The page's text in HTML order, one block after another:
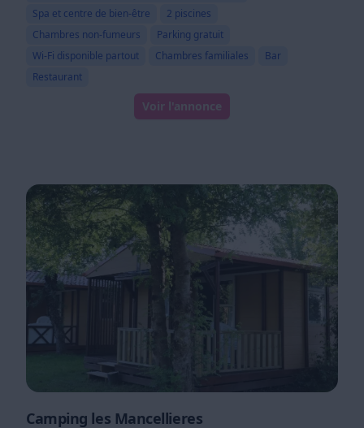
Spa et centre de bien-être
2 piscines
Chambres non-fumeurs
Parking gratuit
Wi-Fi disponible partout
Chambres familiales
Bar
Restaurant
Voir l'annonce
Camping les Mancellieres